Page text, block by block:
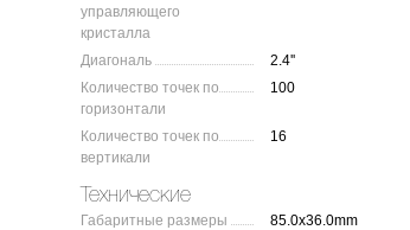
управляющего
кристалла
Диагональ
2.4''
Количество точек по
горизонтали
100
Количество точек по
вертикали
16
Технические
Габаритные размеры
85.0x36.0mm